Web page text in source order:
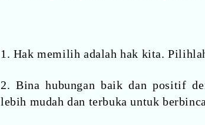
1. Hak memilih adalah hak kita.
2. Bina hubungan baik dan positif
lebih mudah dan terbuka untuk